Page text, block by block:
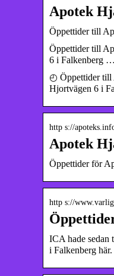
Apotek
Öppettider till
Öppettider till
6 i Falkenberg …
◴ Öppettider till
Hjortvägen 6 i
http s://
Apotek
Öppettider för
http s://
ICA hade sedan
i Falkenberg här.